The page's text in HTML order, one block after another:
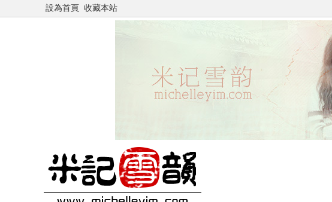
設為首頁 收藏本站